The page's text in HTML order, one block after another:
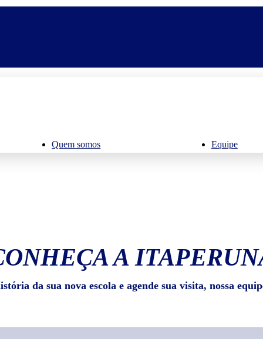
Quem somos Equipe
A
da sua nova escola e agende sua visita, nossa